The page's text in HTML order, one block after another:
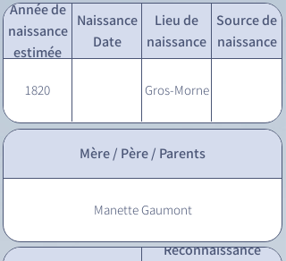
Année de
naissance
estimée
Naissance
Date
Lieu de
naissance
Source de
naissance
1820 Gros-Morne
Mère / Père / Parents
Manette Gaumont
Reconnaissance